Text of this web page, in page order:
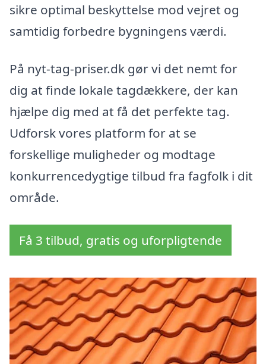
sikre optimal beskyttelse mod vejret og
samtidig forbedre bygningens værdi.
På nyt-tag-priser.dk gør vi det nemt for
dig at finde lokale tagdækkere, der kan
hjælpe dig med at få det perfekte tag.
Udforsk vores platform for at se
forskellige muligheder og modtage
konkurrencedygtige tilbud fra fagfolk i dit
område.
Få 3 tilbud, gratis og uforpligtende